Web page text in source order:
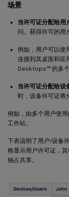
场景
当许可证分配给用
问。获得许可的用
例如，用户可以使
连接到其桌面和应
Desktops ™的多个
当许可证分配给设
时，设备许可证将
例如，由多个用户使
工作站。
下表说明了用户/设备
格显示用户许可证，
独占共享。